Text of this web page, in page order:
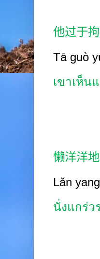
他过于拘
Tā guò
เขาเห็น
懒洋洋
Lǎn
นั่งแกร่ว